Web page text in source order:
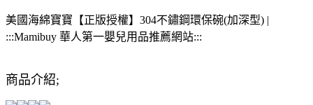
美國海綿寶寶【正版授權】304不鏽鋼環保碗(加深型) |
:::Mamibuy 華人第一嬰兒用品推薦網站:::
商品介紹;